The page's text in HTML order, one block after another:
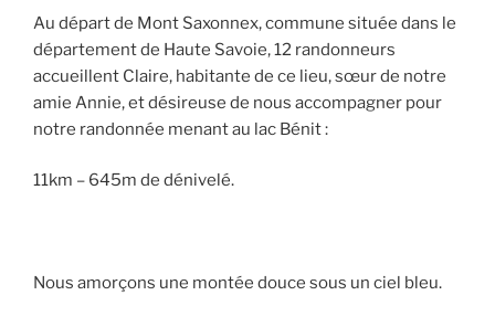
Au départ de Mont Saxonnex, commune située dans le
département de Haute Savoie, 12 randonneurs
accueillent Claire, habitante de ce lieu, sœur de notre
amie Annie, et désireuse de nous accompagner pour
notre randonnée menant au lac Bénit :
11km – 645m de dénivelé.
Nous amorçons une montée douce sous un ciel bleu.